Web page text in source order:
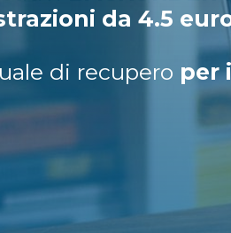
da 4.5
di recupero per